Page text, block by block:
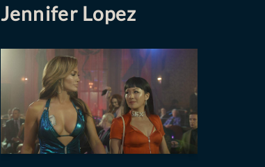
Jennifer Lopez